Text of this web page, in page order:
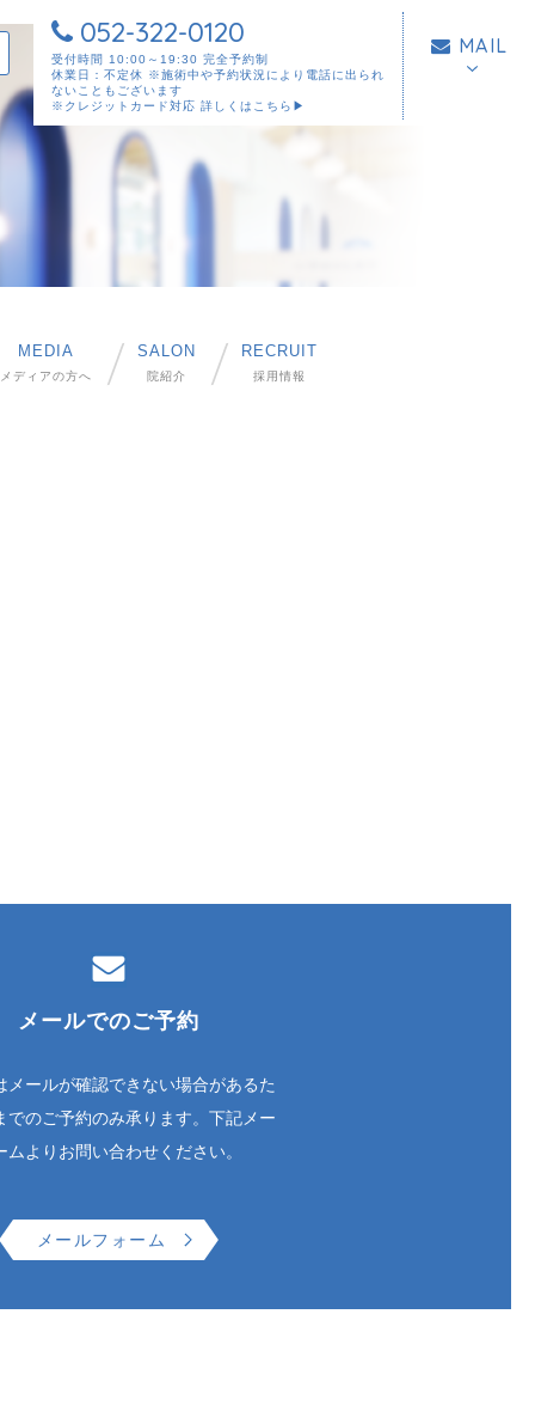
052-322-0120
受付時間 10:00～19:30 完全予約制
休業日：不定休 ※施術中や予約状況により電話に出られ
ないこともございます
※クレジットカード対応 詳しくはこちら▶︎
MAIL
MEDIA
メディアの方へ
SALON
院紹介
RECRUIT
採用情報
メールでのご予約
メールが確認できない場合があるた
でのご予約のみ承ります。下記メー
ムよりお問い合わせください。
メールフォーム